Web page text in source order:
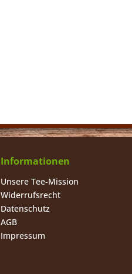
Informationen
Unsere Tee-Mission
Widerrufsrecht
Datenschutz
AGB
Impressum